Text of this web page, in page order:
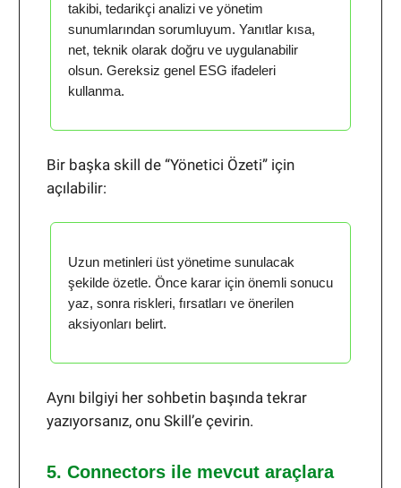
takibi, tedarikçi analizi ve yönetim
sunumlarından sorumluyum. Yanıtlar kısa,
net, teknik olarak doğru ve uygulanabilir
olsun. Gereksiz genel ESG ifadeleri
kullanma.
Bir başka skill de “Yönetici Özeti” için
açılabilir:
Uzun metinleri üst yönetime sunulacak
şekilde özetle. Önce karar için önemli sonucu
yaz, sonra riskleri, fırsatları ve önerilen
aksiyonları belirt.
Aynı bilgiyi her sohbetin başında tekrar
yazıyorsanız, onu Skill’e çevirin.
5. Connectors ile mevcut araçlara